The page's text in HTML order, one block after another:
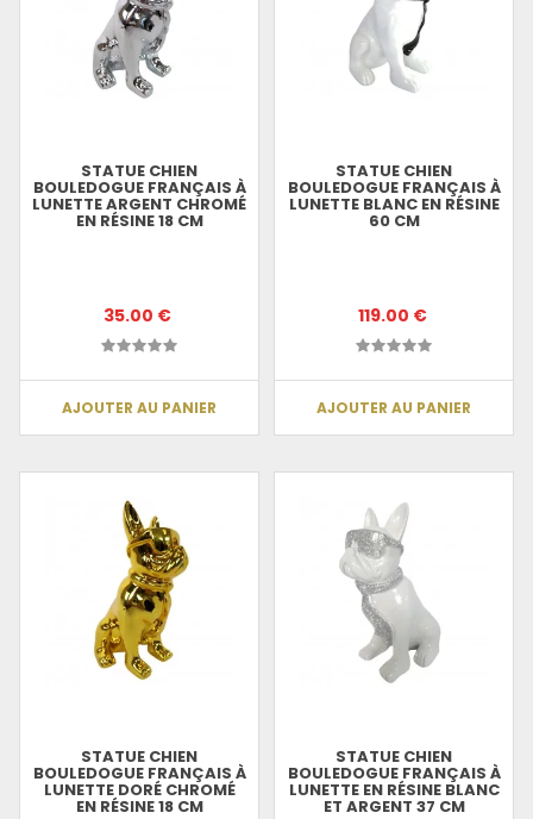
STATUE CHIEN
BOULEDOGUE FRANÇAIS À
LUNETTE ARGENT CHROMÉ
EN RÉSINE 18 CM
35.00 €
AJOUTER AU PANIER
STATUE CHIEN
BOULEDOGUE FRANÇAIS À
LUNETTE BLANC EN RÉSINE
60 CM
119.00 €
AJOUTER AU PANIER
STATUE CHIEN
BOULEDOGUE FRANÇAIS À
LUNETTE DORÉ CHROMÉ
EN RÉSINE 18 CM
STATUE CHIEN
BOULEDOGUE FRANÇAIS À
LUNETTE EN RÉSINE BLANC
ET ARGENT 37 CM